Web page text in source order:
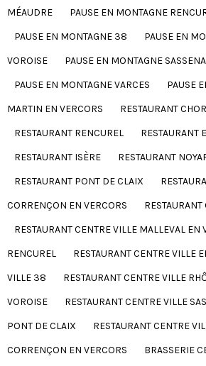
MÉAUDRE
PAUSE EN MONTAGNE
PAUSE EN MONTAGNE 38
PAUSE EN
VOROISE
PAUSE EN MONTAGNE
PAUSE EN MONTAGNE VARCES
PAUSE
MARTIN EN VERCORS
RESTAURANT
RESTAURANT RENCUREL
RESTAURANT
RESTAURANT ISÈRE
RESTAURANT
RESTAURANT PONT DE CLAIX
CORRENÇON EN VERCORS
RESTAURANT CENTRE VILLE MALLEVAL EN
RENCUREL
RESTAURANT CENTRE VILLE
VILLE 38
RESTAURANT CENTRE VILLE
VOROISE
RESTAURANT CENTRE VILLE
PONT DE CLAIX
RESTAURANT CENTRE
CORRENÇON EN VERCORS
BRASSERIE